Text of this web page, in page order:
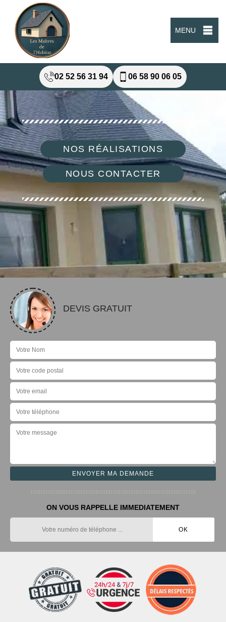
MENU
02 52 56 31 94 06 58 90 06 05
NOS RÉALISATIONS
NOUS CONTACTER
DEVIS GRATUIT
ON VOUS RAPPELLE IMMEDIATEMENT